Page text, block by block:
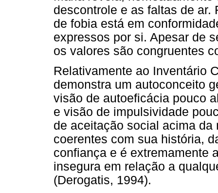
descontrole e as faltas de
de fobia está em
expressos por si. Apesar de
os valores são congruentes
Relativamente ao Inventário
demonstra um autoconceito
visão de autoeficácia pouco
e visão de impulsividade
de aceitação social acima
coerentes com sua história,
confiança e é extremamente
insegura em relação a
(Derogatis, 1994).